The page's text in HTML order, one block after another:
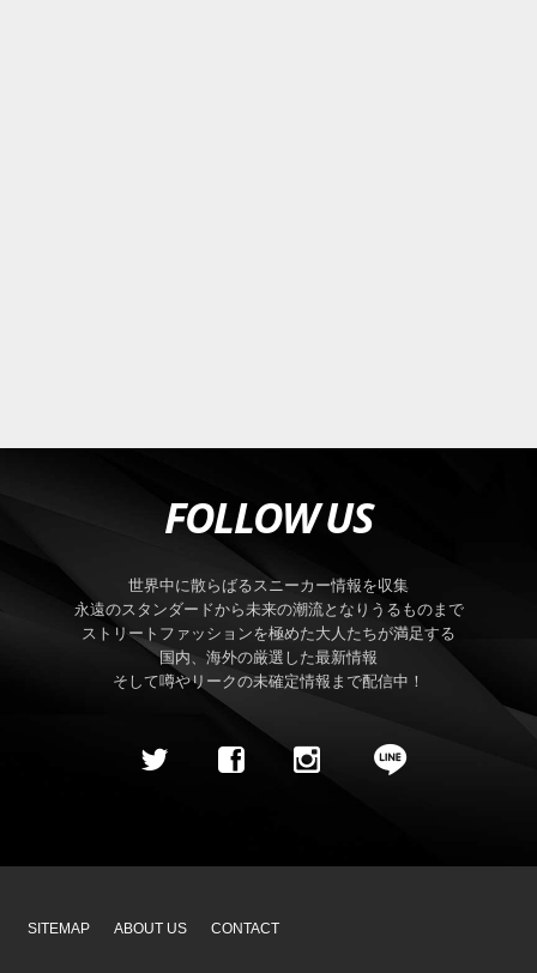
FOLLOW US
世界中に散らばるスニーカー情報を収集
永遠のスタンダードから未来の潮流となりうるものまで
ストリートファッションを極めた大人たちが満足する
国内、海外の厳選した最新情報
そして噂やリークの未確定情報まで配信中！
SITEMAP ABOUT US CONTACT